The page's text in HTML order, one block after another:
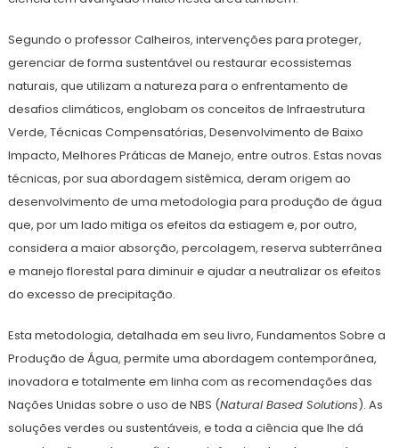
Segundo o professor Calheiros, intervenções para proteger,
gerenciar de forma sustentável ou restaurar ecossistemas
naturais, que utilizam a natureza para o enfrentamento de
desafios climáticos, englobam os conceitos de Infraestrutura
Verde, Técnicas Compensatórias, Desenvolvimento de Baixo
Impacto, Melhores Práticas de Manejo, entre outros. Estas novas
técnicas, por sua abordagem sistêmica, deram origem ao
desenvolvimento de uma metodologia para produção de água
que, por um lado mitiga os efeitos da estiagem e, por outro,
considera a maior absorção, percolagem, reserva subterrânea
e manejo florestal para diminuir e ajudar a neutralizar os efeitos
do excesso de precipitação.
Esta metodologia, detalhada em seu livro, Fundamentos Sobre a
Produção de Água, permite uma abordagem contemporânea,
inovadora e totalmente em linha com as recomendações das
Nações Unidas sobre o uso de NBS (Natural Based Solutions). As
soluções verdes ou sustentáveis, e toda a ciência que lhe dá